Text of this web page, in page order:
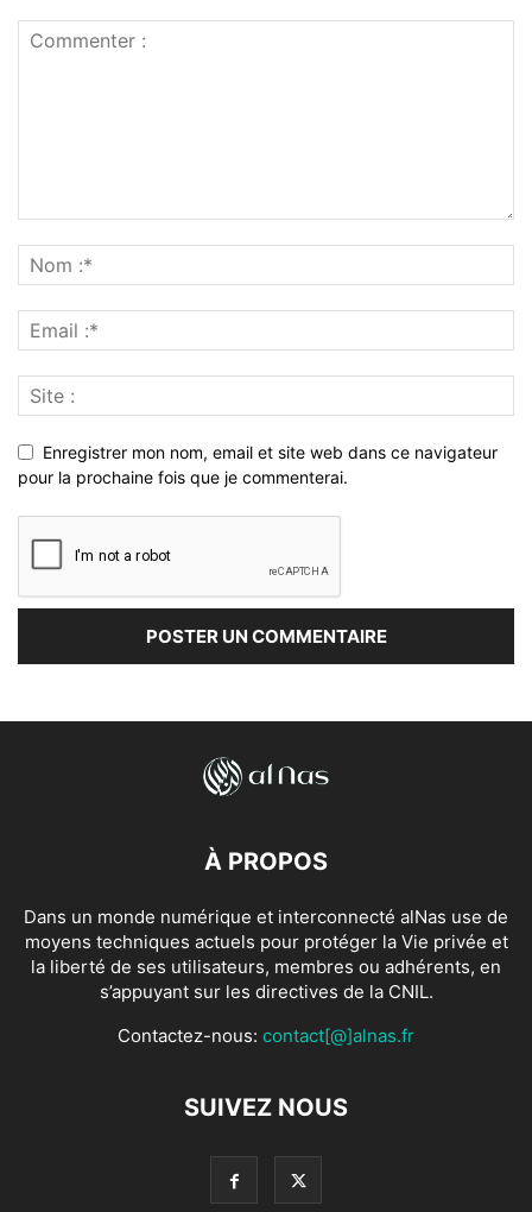
Enregistrer mon nom, email et site web dans ce navigateur
pour la prochaine fois que je commenterai.
À PROPOS
Dans un monde numérique et interconnecté alNas use de
moyens techniques actuels pour protéger la Vie privée et
la liberté de ses utilisateurs, membres ou adhérents, en
s’appuyant sur les directives de la CNIL.
Contactez-nous: contact[@]alnas.fr
SUIVEZ NOUS